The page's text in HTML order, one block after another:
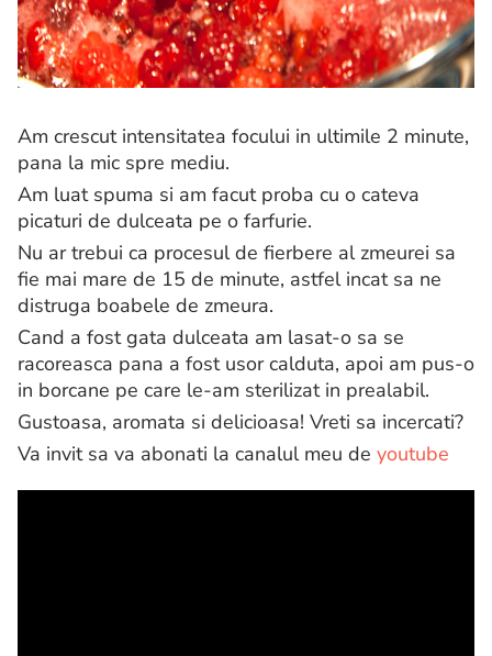
Am crescut intensitatea focului in ultimile 2 minute,
pana la mic spre mediu.
Am luat spuma si am facut proba cu o cateva
picaturi de dulceata pe o farfurie.
Nu ar trebui ca procesul de fierbere al zmeurei sa
fie mai mare de 15 de minute, astfel incat sa ne
distruga boabele de zmeura.
Cand a fost gata dulceata am lasat-o sa se
racoreasca pana a fost usor calduta, apoi am pus-o
in borcane pe care le-am sterilizat in prealabil.
Gustoasa, aromata si delicioasa! Vreti sa incercati?
Va invit sa va abonati la canalul meu de youtube